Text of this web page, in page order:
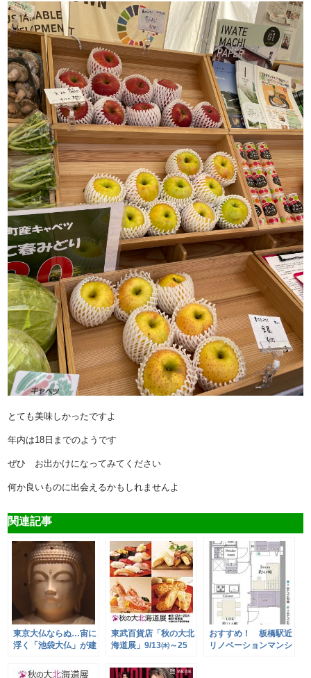
とても美味しかったですよ
年内は18日までのようです
ぜひ お出かけになってみてください
何か良いものに出会えるかもしれませんよ
関連記事
東京大仏ならぬ…宙に
浮く「池袋大仏」が建
東武百貨店「秋の大北
海道展」9/13㈭～25
おすすめ！ 板橋駅近
リノベーションマンシ